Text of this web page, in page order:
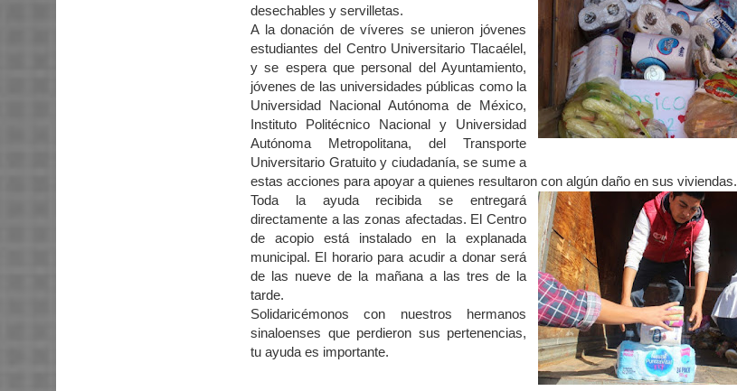
desechables y servilletas.
A la donación de víveres se unieron jóvenes
estudiantes del Centro Universitario Tlacaélel,
y se espera que personal del Ayuntamiento,
jóvenes de las universidades públicas como la
Universidad Nacional Autónoma de México,
Instituto Politécnico Nacional y Universidad
Autónoma Metropolitana, del Transporte
Universitario Gratuito y ciudadanía, se sume a
estas acciones para apoyar a quienes resultaron con algún daño en sus viviendas.
Toda la ayuda recibida se entregará
directamente a las zonas afectadas. El Centro
de acopio está instalado en la explanada
municipal. El horario para acudir a donar será
de las nueve de la mañana a las tres de la
tarde.
Solidaricémonos con nuestros hermanos
sinaloenses que perdieron sus pertenencias,
tu ayuda es importante.